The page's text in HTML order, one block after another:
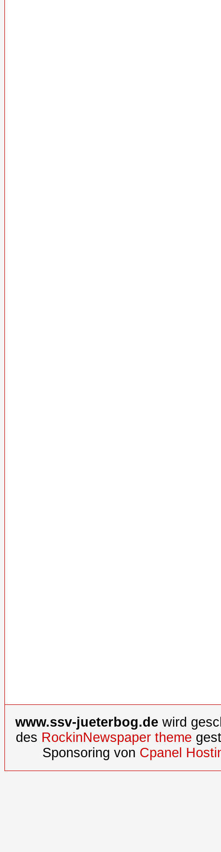
www.ssv-jueterbog.de wird
des RockinNewspaper theme
Sponsoring von Cpanel